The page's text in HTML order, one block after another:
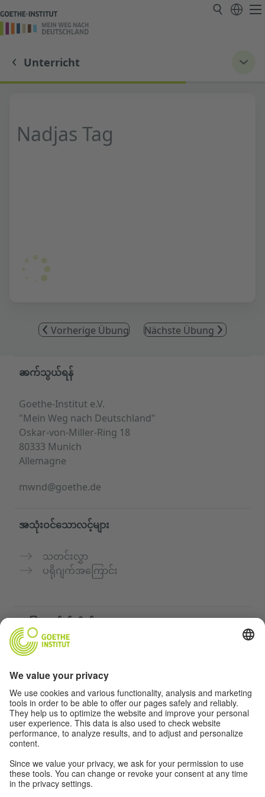
Unterricht
Nadjas Tag
Vorherige Übung Nächste Übung
Service- und Informationsbereich
ဆက်သွယ်ရန်
Goethe-Institut e.V.
"Mein Weg nach Deutschland"
Oskar-von-Miller-Ring 18
80333 Munich
Allemagne
mwnd@goethe.de
အသုံးဝင်သောလင့်များ
သတင်းလွှာ
ပရိုဂျက်အကြောင်း
Goethe-Institut ၏ ဂျာမန်ဘာသာသင်တန်းများ
ဆရာများအတွက်ပေါ်တယ် "Deutschstunde"
ကိုယ်ရေးအချက်အလက်နှင့် ဝင်ရောက်နိုင်မှု
ကိုယ်ရေးလုံခြုံမှုသတ်မှတ်ချက်များ